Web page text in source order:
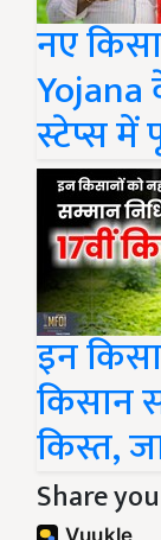
नए
Yojana
स्टेप्स में
इन
किसान
किस्त,
Share